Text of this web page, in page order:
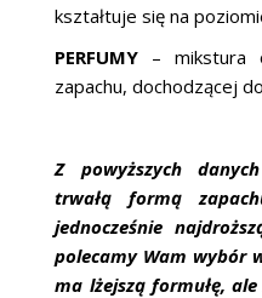
kształtuje się na
PERFUMY – mikstura
zapachu, dochodzącej
Z powyższych
trwałą formą
jednocześnie
polecamy Wam wybór
ma lżejszą formułę,